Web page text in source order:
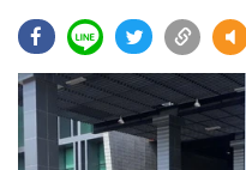
• ละคร
• CbizReview
Cyber BIZ
• ผู้จัดกวน